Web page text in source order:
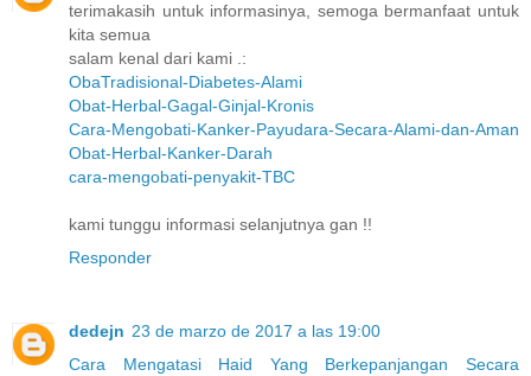
terimakasih untuk informasinya, semoga bermanfaat untuk
kita semua
salam kenal dari kami .:
ObaTradisional-Diabetes-Alami
Obat-Herbal-Gagal-Ginjal-Kronis
Cara-Mengobati-Kanker-Payudara-Secara-Alami-dan-Aman
Obat-Herbal-Kanker-Darah
cara-mengobati-penyakit-TBC
kami tunggu informasi selanjutnya gan !!
Responder
dedejn 23 de marzo de 2017 a las 19:00
Cara Mengatasi Haid Yang Berkepanjangan Secara